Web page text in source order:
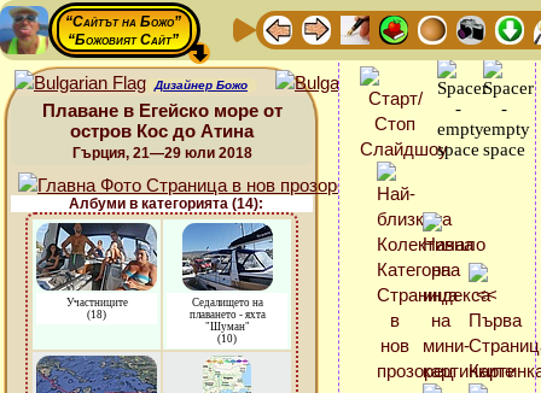
“Сайтът на Божо”
“Божовият Сайт”
Дизайнер Божо
Плаване в Егейско море от
остров Кос до Атина
Гърция, 21—29 юли 2018
Албуми в категорията (14):
Участниците
(18)
Седалището на
плаването - яхта
"Шуман"
(10)